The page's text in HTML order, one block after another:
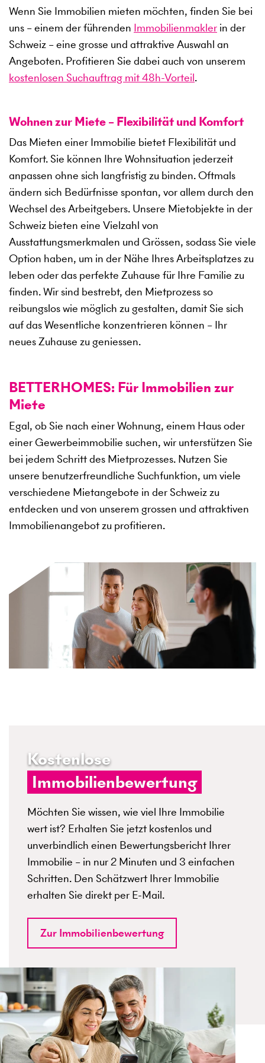
Wenn Sie Immobilien mieten möchten, finden Sie bei
uns – einem der führenden Immobilienmakler in der
Schweiz – eine grosse und attraktive Auswahl an
Angeboten. Profitieren Sie dabei auch von unserem
kostenlosen Suchauftrag mit 48h-Vorteil.
Wohnen zur Miete – Flexibilität und Komfort
Das Mieten einer Immobilie bietet Flexibilität und
Komfort. Sie können Ihre Wohnsituation jederzeit
anpassen ohne sich langfristig zu binden. Oftmals
ändern sich Bedürfnisse spontan, vor allem durch den
Wechsel des Arbeitgebers. Unsere Mietobjekte in der
Schweiz bieten eine Vielzahl von
Ausstattungsmerkmalen und Grössen, sodass Sie viele
Option haben, um in der Nähe Ihres Arbeitsplatzes zu
leben oder das perfekte Zuhause für Ihre Familie zu
finden. Wir sind bestrebt, den Mietprozess so
reibungslos wie möglich zu gestalten, damit Sie sich
auf das Wesentliche konzentrieren können – Ihr
neues Zuhause zu geniessen.
BETTERHOMES: Für Immobilien zur
Miete
Egal, ob Sie nach einer Wohnung, einem Haus oder
einer Gewerbeimmobilie suchen, wir unterstützen Sie
bei jedem Schritt des Mietprozesses. Nutzen Sie
unsere benutzerfreundliche Suchfunktion, um viele
verschiedene Mietangebote in der Schweiz zu
entdecken und von unserem grossen und attraktiven
Immobilienangebot zu profitieren.
Kostenlose
Immobilienbewertung
Möchten Sie wissen, wie viel Ihre Immobilie
wert ist? Erhalten Sie jetzt kostenlos und
unverbindlich einen Bewertungsbericht Ihrer
Immobilie – in nur 2 Minuten und 3 einfachen
Schritten. Den Schätzwert Ihrer Immobilie
erhalten Sie direkt per E-Mail.
Zur Immobilienbewertung